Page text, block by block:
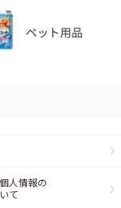
人情報の
て